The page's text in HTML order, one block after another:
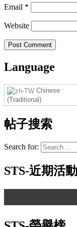
Email *
Website
Language
Chinese
(Traditional)
帖子搜索
Search for:
STS-近期活